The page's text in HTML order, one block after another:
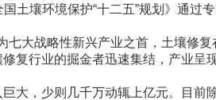
壤环境保护“十二五”规划》通过
大战略性新兴产业之首，土壤修复
行业的掘金者迅速集结，产业呈
，少则几千万动辄上亿元。目前